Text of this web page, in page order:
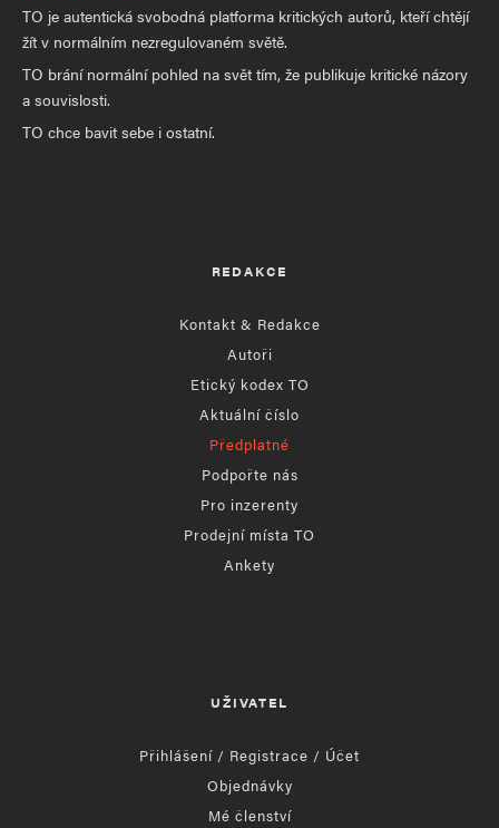
TO je autentická svobodná platforma kritických autorů, kteří chtějí
žít v normálním nezregulovaném světě.
TO brání normální pohled na svět tím, že publikuje kritické názory
a souvislosti.
TO chce bavit sebe i ostatní.
REDAKCE
Kontakt & Redakce
Autoři
Etický kodex TO
Aktuální číslo
Předplatné
Podpořte nás
Pro inzerenty
Prodejní místa TO
Ankety
UŽIVATEL
Přihlášení / Registrace / Účet
Objednávky
Mé členství